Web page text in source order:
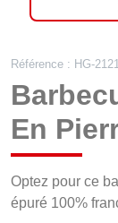
Référence : HG-
En
Optez pour ce
épuré 100%